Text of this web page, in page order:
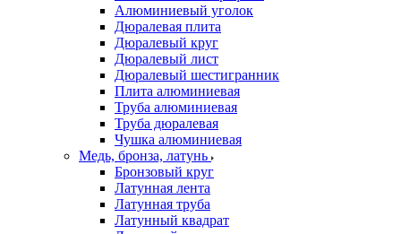
Алюминиевый уголок
Дюралевая плита
Дюралевый круг
Дюралевый лист
Дюралевый шестигранник
Плита алюминиевая
Труба алюминиевая
Труба дюралевая
Чушка алюминиевая
Медь, бронза, латунь
Бронзовый круг
Латунная лента
Латунная труба
Латунный квадрат